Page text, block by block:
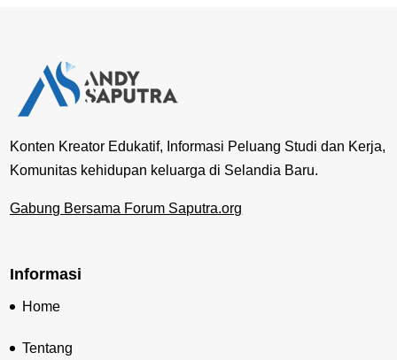
Konten Kreator Edukatif, Informasi Peluang Studi dan Kerja,
Komunitas kehidupan keluarga di Selandia Baru.
Gabung Bersama Forum Saputra.org
Informasi
Home
Tentang